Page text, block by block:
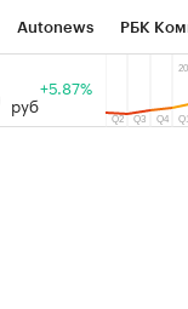
Autonews РБК
Тренды
руб
+5.87%